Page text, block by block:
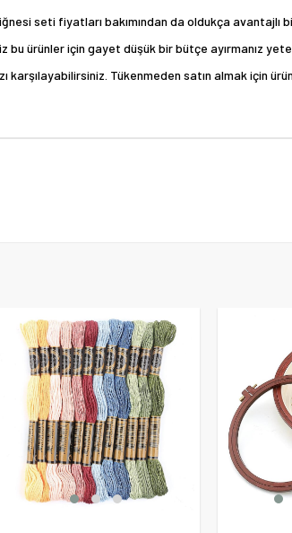
seti fiyatları bakımından da oldukça avantajlı
ürünler için gayet düşük bir bütçe ayırmanız
karşılayabilirsiniz. Tükenmeden satın almak için